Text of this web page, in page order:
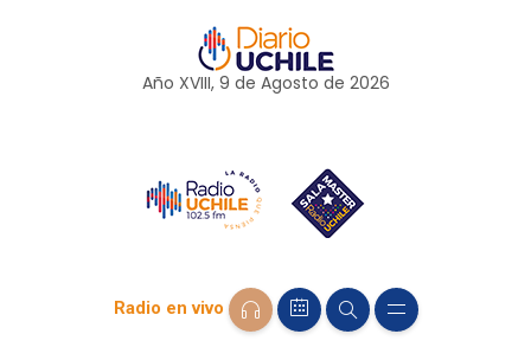
Año XVIII, 9 de Agosto de 2026
Radio en vivo